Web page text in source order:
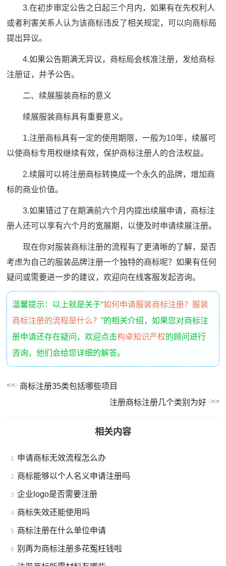
3.在初步审定公告之日起三个月内，如果有在先权利人
或者利害关系人认为该商标违反了相关规定，可以向商标局
提出异议。
4.如果公告期满无异议，商标局会核准注册，发给商标
注册证，并予公告。
二、续展服装商标的意义
续展服装商标具有重要意义。
1.注册商标具有一定的使用期限，一般为10年，续展可
以使商标专用权继续有效，保护商标注册人的合法权益。
2.续展可以将注册商标转换成一个永久的品牌，增加商
标的商业价值。
3.如果错过了在期满前六个月内提出续展申请，商标注
册人还可以享有六个月的宽展期，以便及时申请续展注册。
现在你对服装商标注册的流程有了更清晰的了解，是否
考虑为自己的服装品牌注册一个独特的商标呢？如果有任何
疑问或需要进一步的建议，欢迎向在线客服发起咨询。
温馨提示：以上就是关于“如何申请服装商标注册？服装
商标注册的流程是什么？”的相关介绍，如果您对商标注
册申请还存在疑问，欢迎点击构卓知识产权的顾问进行
咨询，他们会给您详细的解答。
商标注册35类包括哪些项目
注册商标注册几个类别为好
相关内容
1 申请商标无效流程怎么办
2 商标能够以个人名义申请注册吗
3 企业logo是否需要注册
4 商标失效还能使用吗
5 商标注册在什么单位申请
6 别再为商标注册多花冤枉钱啦